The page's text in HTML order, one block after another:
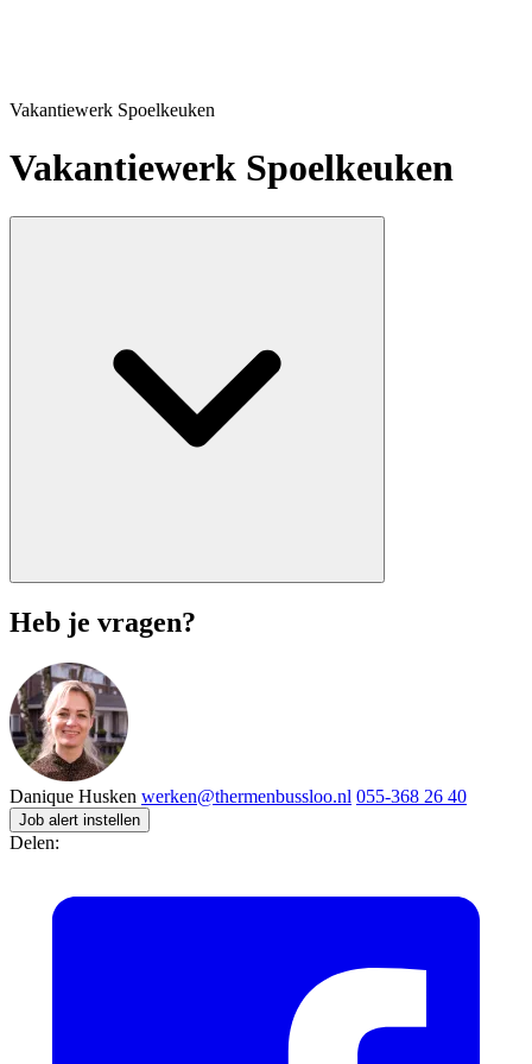
Vakantiewerk Spoelkeuken
Vakantiewerk Spoelkeuken
Heb je vragen?
Danique Husken werken@thermenbussloo.nl 055-368 26 40
Job alert instellen
Delen: